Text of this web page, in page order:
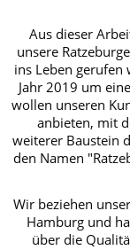
Aus dieser
unsere
ins Leben
Jahr 2019 um
wollen unseren
anbieten, mit
weiterer Baustein
den Namen
Wir beziehen
Hamburg und
über die